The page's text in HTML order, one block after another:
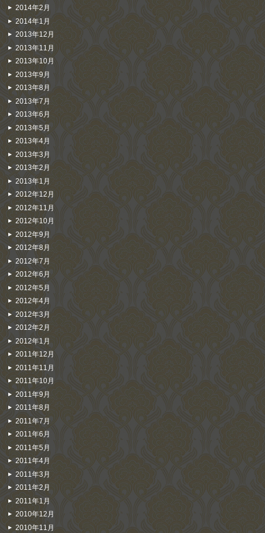
2014年2月
2014年1月
2013年12月
2013年11月
2013年10月
2013年9月
2013年8月
2013年7月
2013年6月
2013年5月
2013年4月
2013年3月
2013年2月
2013年1月
2012年12月
2012年11月
2012年10月
2012年9月
2012年8月
2012年7月
2012年6月
2012年5月
2012年4月
2012年3月
2012年2月
2012年1月
2011年12月
2011年11月
2011年10月
2011年9月
2011年8月
2011年7月
2011年6月
2011年5月
2011年4月
2011年3月
2011年2月
2011年1月
2010年12月
2010年11月